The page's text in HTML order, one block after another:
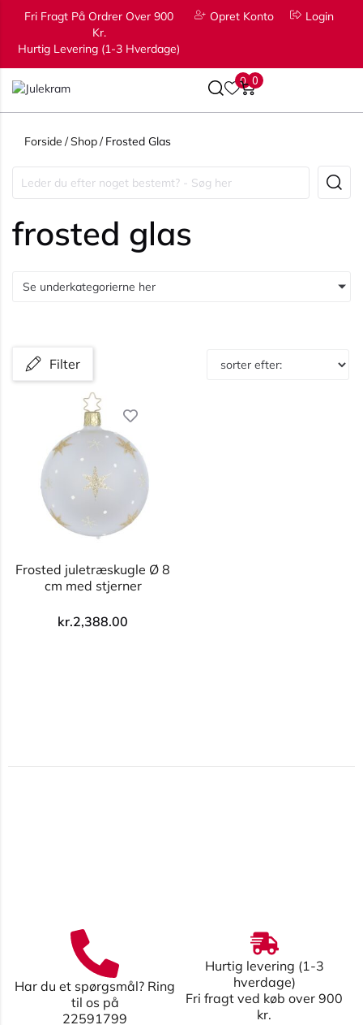
Fri Fragt På Ordrer Over 900
Kr.
Hurtig Levering (1-3 Hverdage)
Opret Konto Login
0 0
Forside /Shop/ Frosted Glas
frosted glas
Se underkategorierne her
Filter
Frosted juletræskugle Ø 8
cm med stjerner
kr.2,388.00
Har du et spørgsmål? Ring
til os på
22591799
Hurtig levering (1-3
hverdage)
Fri fragt ved køb over 900
kr.